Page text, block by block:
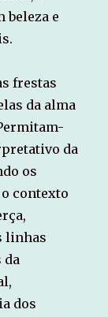
beleza e
frestas
da alma
da
os
contexto
linhas
da
dos